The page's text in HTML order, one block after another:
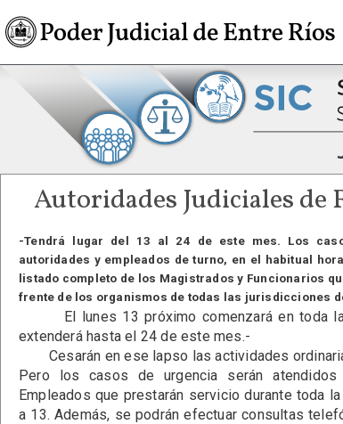
Autoridades Judiciales de
-Tendrá lugar del 13 al 24 de este mes. Los
autoridades y empleados de turno, en el habitual
listado completo de los Magistrados y Funcionarios
frente de los organismos de todas las jurisdicciones
El lunes 13 próximo comenzará en toda la
extenderá hasta el 24 de este mes.-
Cesarán en ese lapso las actividades
Pero los casos de urgencia serán atendidos
Empleados que prestarán servicio durante toda
a 13. Además, se podrán efectuar consultas